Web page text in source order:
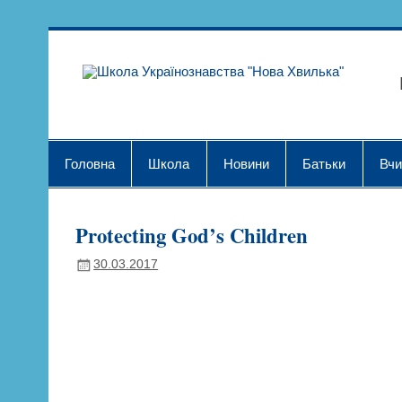
Головна Школа Новини Батьки
Protecting God’s Children
30.03.2017